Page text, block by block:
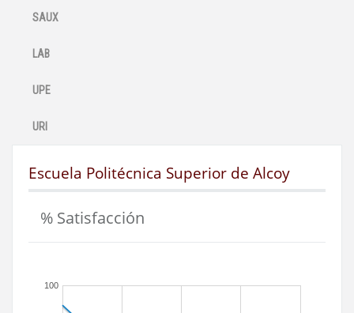
SAUX
LAB
UPE
URI
Escuela Politécnica Superior de Alcoy
% Satisfacción
100